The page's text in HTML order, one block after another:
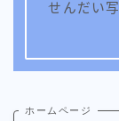
せんだい
ホームページ